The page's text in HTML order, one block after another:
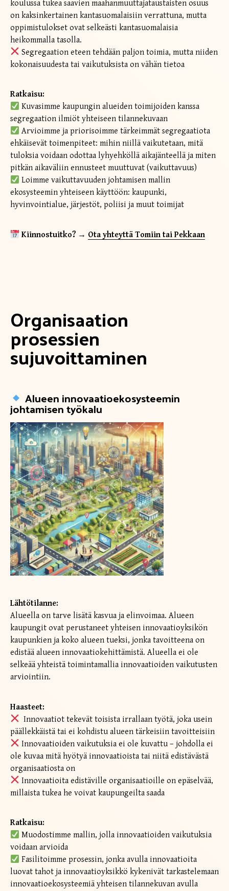
koulussa tukea saavien maahanmuuttajataustaisten osuus
on kaksinkertainen kantasuomalaisiin verrattuna, mutta
oppimistulokset ovat selkeästi kantasuomalaisia
heikommalla tasolla.
Segregaation eteen tehdään paljon toimia, mutta niiden
kokonaisuudesta tai vaikutuksista on vähän tietoa
Ratkaisu:
Kuvasimme kaupungin alueiden toimijoiden kanssa
segregaation ilmiöt yhteiseen tilannekuvaan
Arvioimme ja priorisoimme tärkeimmät segregaatiota
ehkäisevät toimenpiteet: mihin niillä vaikutetaan, mitä
tuloksia voidaan odottaa lyhyehköllä aikajänteellä ja miten
pitkän aikaväliin ennusteet muuttuvat (vaikuttavuus)
Loimme vaikuttavuuden johtamisen mallin
ekosysteemin yhteiseen käyttöön: kaupunki,
hyvinvointialue, järjestöt, poliisi ja muut toimijat
Kiinnostuitko? → Ota yhteyttä Tomiin tai Pekkaan
Organisaation
prosessien
sujuvoittaminen
Alueen innovaatioekosysteemin
johtamisen työkalu
Lähtötilanne:
Alueella on tarve lisätä kasvua ja elinvoimaa. Alueen
kaupungit ovat perustaneet yhteisen innovaatioyksikön
kaupunkien ja koko alueen tueksi, jonka tavoitteena on
edistää alueen innovaatiokehittämistä. Alueella ei ole
selkeää yhteistä toimintamallia innovaatioiden vaikutusten
arviointiin.
Haasteet:
Innovaatiot tekevät toisista irrallaan työtä, joka usein
päällekkäistä tai ei kohdistu alueen tärkeisiin tavoitteisiin
Innovaatioiden vaikutuksia ei ole kuvattu – johdolla ei
ole kuvaa mitä hyötyä innovaatioista tai niitä edistävästä
organisaatiosta on
Innovaatioita edistäville organisaatioille on epäselvää,
millaista tukea he voivat kaupungeilta saada
Ratkaisu:
Muodostimme mallin, jolla innovaatioiden vaikutuksia
voidaan arvioida
Fasilitoimme prosessin, jonka avulla innovaatioita
luovat tahot ja innovaatioyksikkö kykenivät tarkastelemaan
innovaatioekosysteemiä yhteisen tilannekuvan avulla